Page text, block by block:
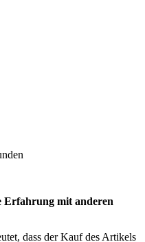
Erfahrung mit anderen
dass der Kauf des Artikels